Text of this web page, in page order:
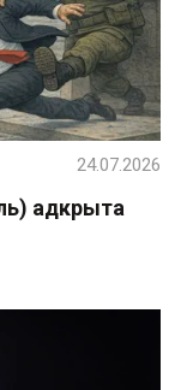
адкрыта
24.07.2026